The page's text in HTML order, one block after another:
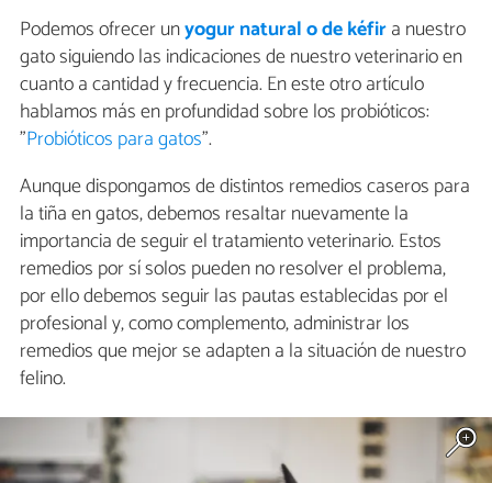
Podemos ofrecer unyogur natural o de kéfira nuestro
gato siguiendo las indicaciones de nuestro veterinario en
cuanto a cantidad y frecuencia. En este otro artículo
hablamos más en profundidad sobre los probióticos:
"Probióticos para gatos".
Aunque dispongamos de distintos remedios caseros para
la tiña en gatos, debemos resaltar nuevamente la
importancia de seguir el tratamiento veterinario. Estos
remedios por sí solos pueden no resolver el problema,
por ello debemos seguir las pautas establecidas por el
profesional y, como complemento, administrar los
remedios que mejor se adapten a la situación de nuestro
felino.